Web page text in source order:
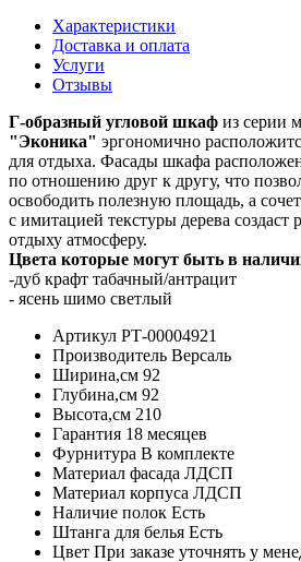
Характеристики
Доставка и оплата
Услуги
Отзывы
Г-образный угловой шкаф из серии
"Эконика" эргономично
для отдыха. Фасады шкафа
по отношению друг к другу, что
освободить полезную площадь, а
с имитацией текстуры дерева
отдыху атмосферу.
Цвета которые могут быть в
-дуб крафт табачный/антрацит
- ясень шимо светлый
Артикул РТ-00004921
Производитель Версаль
Ширина,см 92
Глубина,см 92
Высота,см 210
Гарантия 18 месяцев
Фурнитура В комплекте
Материал фасада ЛДСП
Материал корпуса ЛДСП
Наличие полок Есть
Штанга для белья Есть
Цвет При заказе уточнять у